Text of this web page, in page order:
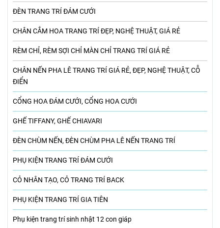
ĐÈN TRANG TRÍ ĐÁM CƯỚI
CHÂN CẮM HOA TRANG TRÍ ĐẸP, NGHỆ THUẬT, GIÁ RẺ
RÈM CHỈ, RÈM SỢI CHỈ MÀN CHỈ TRANG TRÍ GIÁ RẺ
CHÂN NẾN PHA LÊ TRANG TRÍ GIÁ RẺ, ĐẸP, NGHỆ THUẬT, CỖ
ĐIỂN
CỔNG HOA ĐÁM CƯỚI, CỔNG HOA CƯỚI
GHẾ TIFFANY, GHẾ CHIAVARI
ĐÈN CHÙM NẾN, ĐÈN CHÙM PHA LÊ NẾN TRANG TRÍ
PHỤ KIỆN TRANG TRÍ ĐÁM CƯỚI
CỎ NHÂN TẠO, CỎ TRANG TRÍ BACK
PHỤ KIỆN TRANG TRÍ GIA TIÊN
Phụ kiện trang trí sinh nhật 12 con giáp